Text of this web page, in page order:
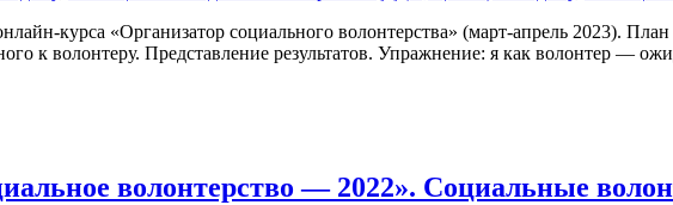
курса «Организатор социального волонтерства» (март-апрель 2023).
к волонтеру. Представление результатов. Упражнение: я как волонтер —
волонтерство — 2022». Cоциальные